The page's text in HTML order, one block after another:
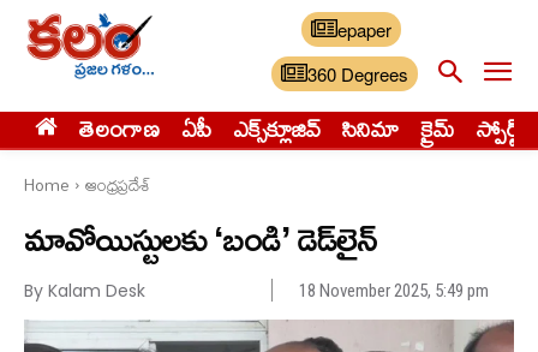
epaper
360 Degrees
తెలంగాణ ఏపీ ఎక్స్‌క్లూజివ్‌ సినిమా క్రైమ్ స్పోర్ట్స్
Home ఆంధ్రప్రదేశ్
మావోయిస్టులకు ‘బండి’ డెడ్‌లైన్
By Kalam Desk 18 November 2025, 5:49 pm